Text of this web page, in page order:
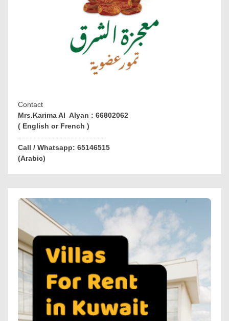
Contact
Mrs.Karima Al Alyan : 66802062
( English or French )
Call / Whatsapp: 65146515
(Arabic)